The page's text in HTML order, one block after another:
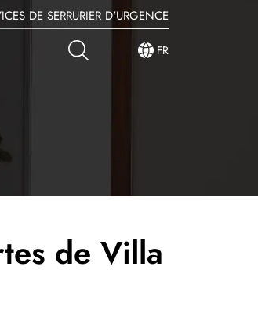
DE SERRURIER D'URGENCE
FR
de Villa